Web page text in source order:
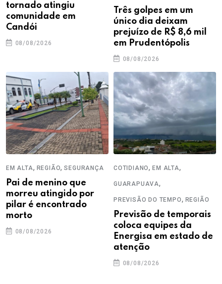
tornado atingiu
comunidade em
Candói
08/08/2026
Três golpes em um
único dia deixam
prejuízo de R$ 8,6 mil
em Prudentópolis
08/08/2026
EM ALTA, REGIÃO,SEGURANÇA
Pai de menino que
morreu atingido por
pilar é encontrado
morto
08/08/2026
COTIDIANO,EM ALTA,
GUARAPUAVA,
PREVISÃO DO TEMPO, REGIÃO
Previsão de temporais
coloca equipes da
Energisa em estado de
atenção
08/08/2026